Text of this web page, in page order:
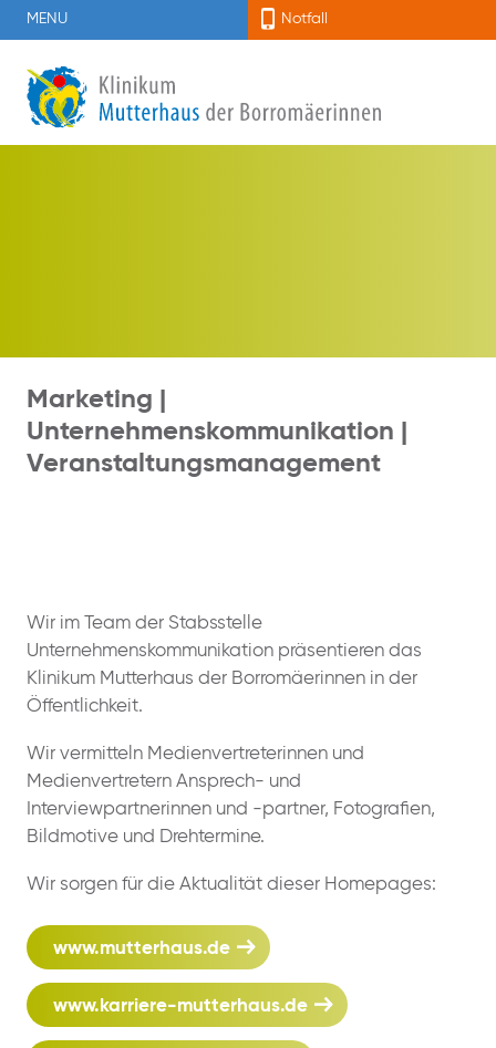
MENU Notfall
Marketing |
Unternehmenskommunikation |
Veranstaltungsmanagement
Wir im Team der Stabsstelle
Unternehmenskommunikation präsentieren das
Klinikum Mutterhaus der Borromäerinnen in der
Öffentlichkeit.
Wir vermitteln Medienvertreterinnen und
Medienvertretern Ansprech- und
Interviewpartnerinnen und -partner, Fotografien,
Bildmotive und Drehtermine.
Wir sorgen für die Aktualität dieser Homepages:
www.mutterhaus.de
www.karriere-mutterhaus.de